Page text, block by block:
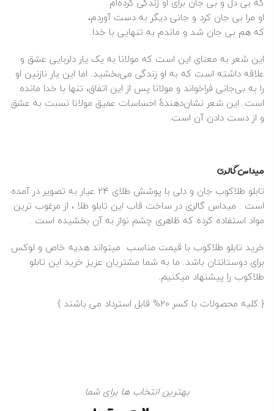
او مرا بی جان کرد و جانی دیگر به دست آوردم،
که هم بی جان شد و ماندم به تنهایی با خدا.
این شعر به معنای این است که مولانا به یک یار دلربایی عشق و
علاقه داشته است که به او زندگی می‌بخشید. اما این یار نازنین او
را به بی‌جانی فراخواند و مولانا پس از این اتفاق، تنها با خدا مانده
است. این شعر نشان‌دهندهٔ احساسات عمیق مولانا نسبت به عشق
و از دست دادن آن است.
میداس گالری
تابلو طلاکوب
جان و دلی با پوشش طلای 24 عیار به تصویر در آمده
است . میداس گالری در ساخت قاب این تابلو طلا ، از مرغوب ترین
مواد استفاده کرده که ظاهری چشم نواز به آن بخشیده است .
خرید تابلو طلاکوب با قیمت مناسب میتواند هدیه خاص و لوکس
برای دوستانتان باشد. ما به شما مشتریان عزیز خرید این تابلو
طلاکوب را پیشنهاد میکنیم.
{کلیه محصولات با کسر 20% قابل استرداد می باشند }
بهترین انتخاب ها برای شما